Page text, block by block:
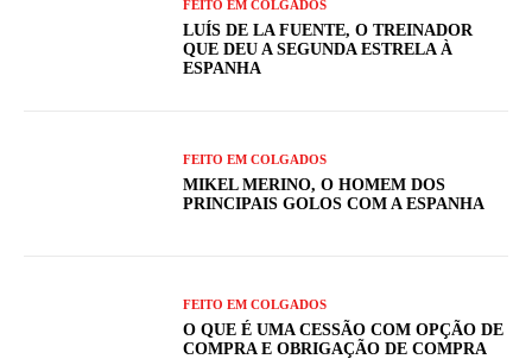
FEITO EM COLGADOS
LUÍS DE LA FUENTE, O TREINADOR
QUE DEU A SEGUNDA ESTRELA À
ESPANHA
FEITO EM COLGADOS
MIKEL MERINO, O HOMEM DOS
PRINCIPAIS GOLOS COM A ESPANHA
FEITO EM COLGADOS
O QUE É UMA CESSÃO COM OPÇÃO DE
COMPRA E OBRIGAÇÃO DE COMPRA